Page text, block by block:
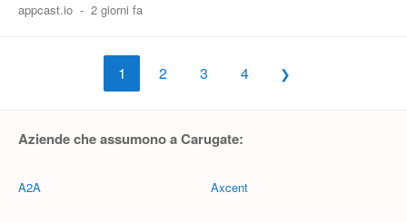
appcast.io - 2 giorni fa
1 2 3 4
Aziende che assumono a Carugate:
A2A Axcent